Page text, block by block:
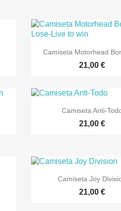
 Vista rápida
Camiseta Motorhead
21,00 €
 Vista rápida
Camiseta Anti-
21,00 €
 Vista rápida
Camiseta Joy
21,00 €